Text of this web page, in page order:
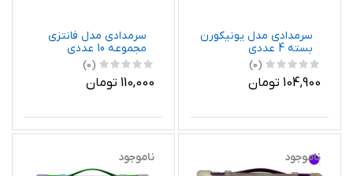
سرمدادی مدل یونیکورن
بسته 4 عددی
(0)
104,900 تومان
سرمدادی مدل فانتزی
مجموعه 10 عددی
(0)
110,000 تومان
ناموجود ناموجود